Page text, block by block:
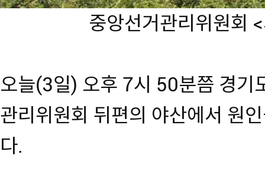
중앙선거관리위원회
오늘(3일) 오후 7시 50분쯤 경기
관리위원회 뒤편의 야산에서 원
다.